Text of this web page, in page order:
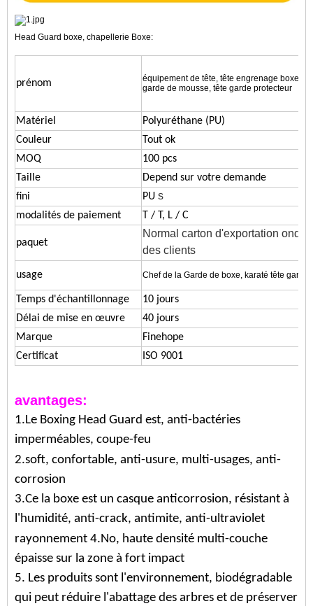
Head Guard boxe, chapellerie Boxe:
prénom
équipement de tête, tête engrenage boxe,
garde de mousse, tête garde protecteur
Matériel
Polyuréthane (PU)
Couleur
Tout ok
MOQ
100 pcs
Taille
Depend sur votre demande
fini
PU s
modalités de paiement T / T, L / C
paquet
Normal carton d'exportation
des clients
usage Chef de la Garde de boxe, karaté tête
Temps d'échantillonnage
10 jours
Délai de mise en œuvre
40 jours
Marque
Finehope
Certificat
ISO 9001
avantages:
1.Le Boxing Head Guard est, anti-bactéries
imperméables, coupe-feu
2.soft, confortable, anti-usure, multi-usages, anti-
corrosion
3.Ce la boxe est un casque anticorrosion, résistant à
l'humidité, anti-crack, antimite, anti-ultraviolet
rayonnement 4.No, haute densité multi-couche
épaisse sur la zone à fort impact
5. Les produits sont l'environnement, biodégradable
qui peut réduire l'abattage des arbres et de préserver